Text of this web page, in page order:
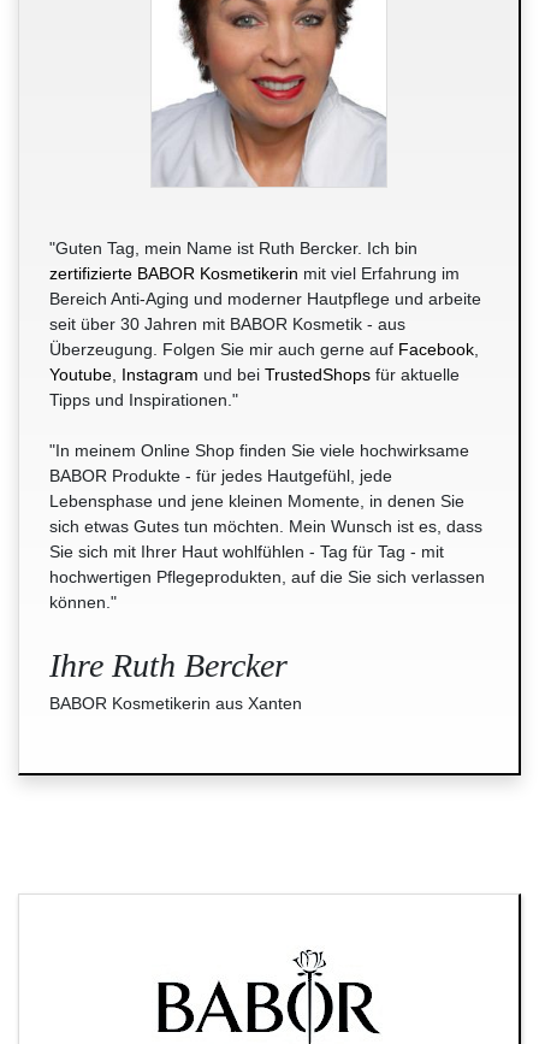
"Guten Tag, mein Name ist Ruth Bercker. Ich bin
zertifizierte BABOR Kosmetikerin mit viel Erfahrung im
Bereich Anti-Aging und moderner Hautpflege und arbeite
seit über 30 Jahren mit BABOR Kosmetik - aus
Überzeugung. Folgen Sie mir auch gerne auf Facebook
Youtube Instagram und bei TrustedShops für aktuelle
Tipps und Inspirationen."
"In meinem Online Shop finden Sie viele hochwirksame
BABOR Produkte - für jedes Hautgefühl, jede
Lebensphase und jene kleinen Momente, in denen Sie
sich etwas Gutes tun möchten. Mein Wunsch ist es, dass
Sie sich mit Ihrer Haut wohlfühlen - Tag für Tag - mit
hochwertigen Pflegeprodukten, auf die Sie sich verlassen
können."
Ihre Ruth Bercker
BABOR Kosmetikerin aus Xanten